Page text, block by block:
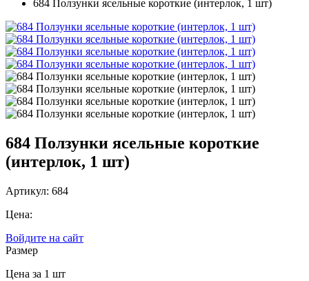
684 Ползунки ясельные короткие (интерлок, 1 шт)
684 Ползунки ясельные короткие
(интерлок, 1 шт)
Артикул: 684
Цена:
Войдите на сайт
Размер
Цена за 1 шт